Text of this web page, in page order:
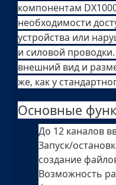
компонентам
необходимости
устройства или
и силовой
внешний вид и
же, как у
Основные
До 12 каналов
Запуск/
создание
Возможность